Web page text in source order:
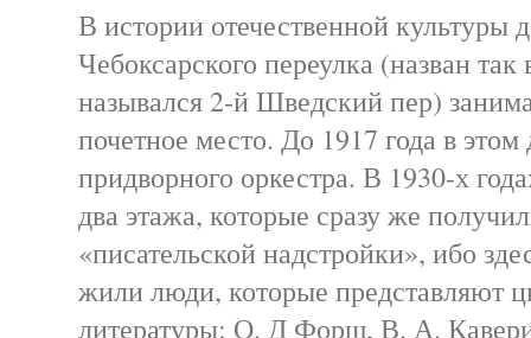
В истории отечественной
Чебоксарского переулка (назван
назывался 2-й Шведский пер)
почетное место. До 1917 года в
придворного оркестра. В 1930-х
два этажа, которые сразу же
«писательской надстройки», ибо
жили люди, которые представляют
литературы: О. Д Форш, В. А.